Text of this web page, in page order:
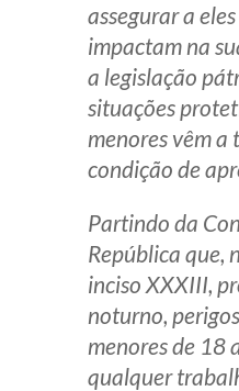
Eventos
Zênite
assegurar a
impactam na
a legislação
situações
menores vêm
condição de
Partindo da
República que,
inciso XXXIII,
noturno,
menores de 18
qualquer